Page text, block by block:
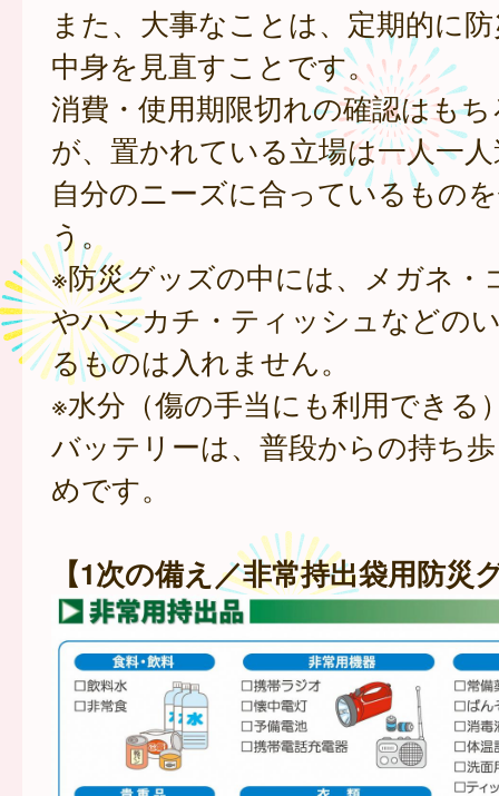
また、大事なことは、定期的に
中身を見直すことです。
消費・使用期限切れの確認はも
が、置かれている立場は一人一
自分のニーズに合っているもの
う。
※防災グッズの中には、メガネ・
やハンカチ・ティッシュなどの
るものは入れません。
※水分（傷の手当にも利用できる
バッテリーは、普段からの持ち
めです。
【1次の備え／非常持出袋用防災